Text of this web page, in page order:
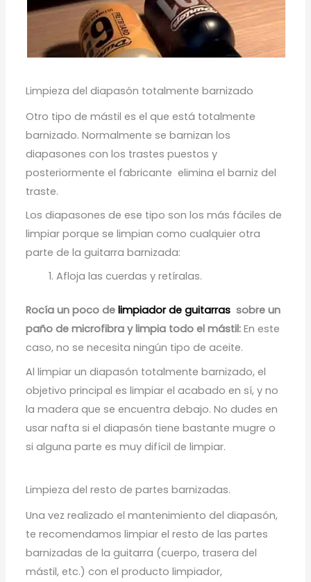
Limpieza del diapasón totalmente barnizado
Otro tipo de mástil es el que está totalmente
barnizado. Normalmente se barnizan los
diapasones con los trastes puestos y
posteriormente el fabricante elimina el barniz del
traste.
Los diapasones de ese tipo son los más fáciles de
limpiar porque se limpian como cualquier otra
parte de la guitarra barnizada:
Afloja las cuerdas y retíralas.
Rocía un poco delimpiador de guitarras sobre un
paño de microfibra y limpia todo el mástil: En este
caso, no se necesita ningún tipo de aceite.
Al limpiar un diapasón totalmente barnizado, el
objetivo principal es limpiar el acabado en sí, y no
la madera que se encuentra debajo. No dudes en
usar nafta si el diapasón tiene bastante mugre o
si alguna parte es muy difícil de limpiar.
Limpieza del resto de partes barnizadas.
Una vez realizado el mantenimiento del diapasón,
te recomendamos limpiar el resto de las partes
barnizadas de la guitarra (cuerpo, trasera del
mástil, etc.) con el producto limpiador,